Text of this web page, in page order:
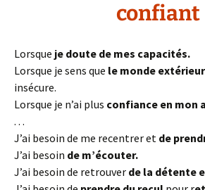
confiant
Lorsque je doute de mes capacités.
Lorsque je sens que le monde
insécure.
Lorsque je n’ai plus confiance en mon
. . .
J’ai besoin de me recentrer et de
J’ai besoin de m’écouter.
J’ai besoin de retrouver de la détente